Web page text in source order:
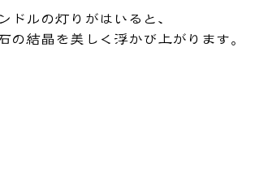
ドルの灯りがはいると、
の結晶を美しく浮かび上がります。